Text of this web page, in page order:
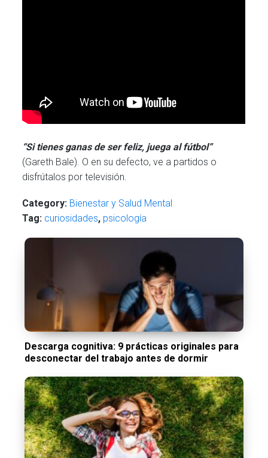
“Si tienes ganas de ser feliz, juega al fútbol”
(Gareth Bale). O en su defecto, ve a partidos o
disfrútalos por televisión.
Category: Bienestar y Salud Mental
Tag: curiosidades, psicología
Descarga cognitiva: 9 prácticas originales para
desconectar del trabajo antes de dormir